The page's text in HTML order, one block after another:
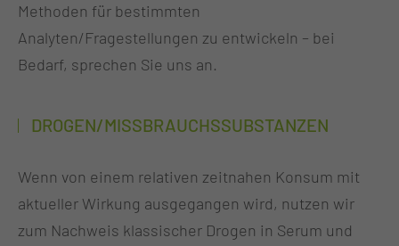
Methoden für bestimmten
Analyten/Fragestellungen zu entwickeln – bei
Bedarf, sprechen Sie uns an.
DROGEN/MISSBRAUCHSSUBSTANZEN
Wenn von einem relativen zeitnahen Konsum mit
aktueller Wirkung ausgegangen wird, nutzen wir
zum Nachweis klassischer Drogen in Serum und